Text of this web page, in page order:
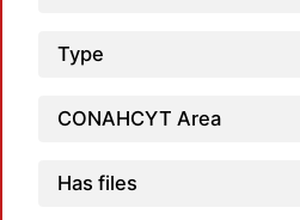
Type
CONAHCYT Area
Has files